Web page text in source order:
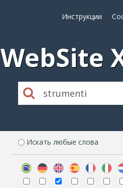
Инструкции
WebSite
Искать любые слова